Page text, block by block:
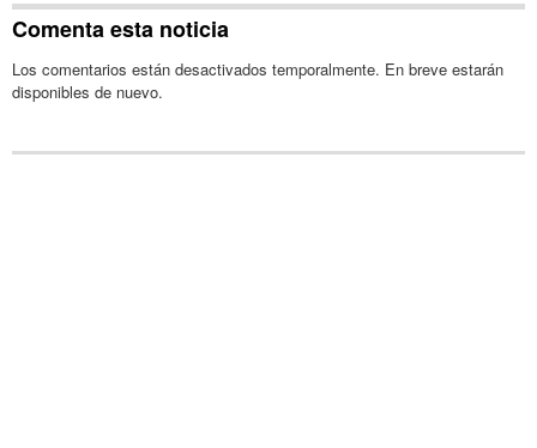
Comenta esta noticia
Los comentarios están desactivados temporalmente. En breve estarán
disponibles de nuevo.